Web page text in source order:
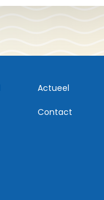
Actueel
Contact